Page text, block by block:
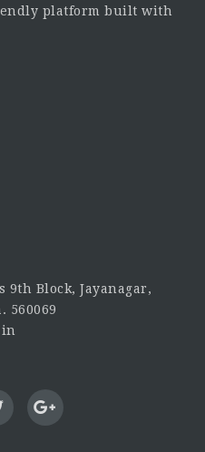
platform built with
9th Block, Jayanagar,
560069